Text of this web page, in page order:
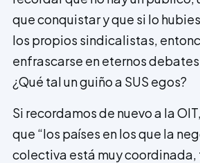
que conquistar y que si lo
los propios sindicalistas,
enfrascarse en eternos
¿Qué tal un guiño a SUS egos?
Si recordamos de nuevo a la
que “los países en los que la
colectiva está muy coordinada,